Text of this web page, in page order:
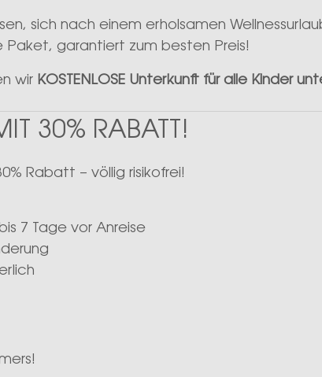
sich nach einem erholsamen
garantiert zum besten Preis!
wir KOSTENLOSE Unterkunft für alle Kinder
30% RABATT!
Rabatt – völlig risikofrei!
7 Tage vor Anreise